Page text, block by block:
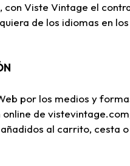
con Viste Vintage el
de los idiomas en
por los medios y
de
al carrito, cesta